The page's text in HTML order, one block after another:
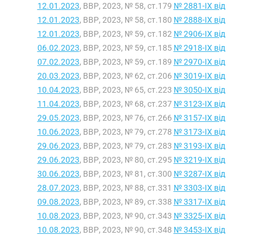
12.01.2023, ВВР, 2023, № 58, ст.179 № 2881-IX від
12.01.2023, ВВР, 2023, № 58, ст.180 № 2888-IX від
12.01.2023, ВВР, 2023, № 59, ст.182 № 2906-IX від
06.02.2023, ВВР, 2023, № 59, ст.185 № 2918-IX від
07.02.2023, ВВР, 2023, № 59, ст.189 № 2970-IX від
20.03.2023, ВВР, 2023, № 62, ст.206 № 3019-IX від
10.04.2023, ВВР, 2023, № 65, ст.223 № 3050-IX від
11.04.2023, ВВР, 2023, № 68, ст.237 № 3123-IX від
29.05.2023, ВВР, 2023, № 76, ст.266 № 3157-IX від
10.06.2023, ВВР, 2023, № 79, ст.278 № 3173-IX від
29.06.2023, ВВР, 2023, № 79, ст.283 № 3193-IX від
29.06.2023, ВВР, 2023, № 80, ст.295 № 3219-IX від
30.06.2023, ВВР, 2023, № 81, ст.300 № 3287-IX від
28.07.2023, ВВР, 2023, № 88, ст.331 № 3303-IX від
09.08.2023, ВВР, 2023, № 89, ст.338 № 3317-IX від
10.08.2023, ВВР, 2023, № 90, ст.343 № 3325-IX від
10.08.2023, ВВР, 2023, № 90, ст.348 № 3453-IX від